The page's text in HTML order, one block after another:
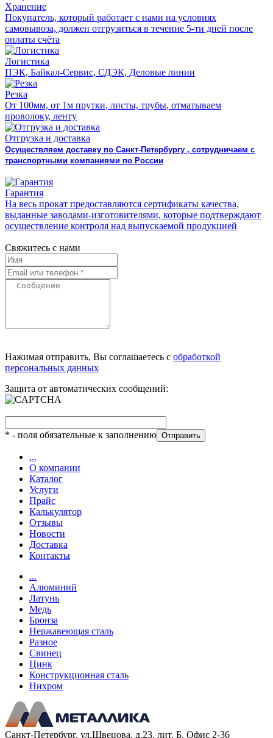
Хранение
Покупатель, который работает с нами на условиях
самовывоза, должен отгрузиться в течение 5-ти дней после
оплаты счёта
Логистика
ПЭК, Байкал-Сервис, СДЭК, Деловые линии
Резка
От 100мм, от 1м прутки, листы, трубы, отматываем
проволоку, ленту
Отгрузка и доставка
Осуществляем доставку по Санкт-Петербургу , сотрудничаем с
транспортными компаниями по России
Гарантия
На весь прокат предоставляются сертификаты качества,
выданные заводами-изготовителями, которые подтверждают
осуществление контроля над выпускаемой продукцией
Свяжитесь с нами
Нажимая отправить, Вы соглашаетесь с обработкой
персональных данных
Защита от автоматических сообщений:
* - поля обязательные к заполнению
...
О компании
Каталог
Услуги
Прайс
Калькулятор
Отзывы
Новости
Доставка
Контакты
...
Алюминий
Латунь
Медь
Бронза
Нержавеющая сталь
Разное
Свинец
Цинк
Конструкционная сталь
Нихром
Санкт-Петербург, ул.Швецова, д.23, лит. Б, Офис 2-36